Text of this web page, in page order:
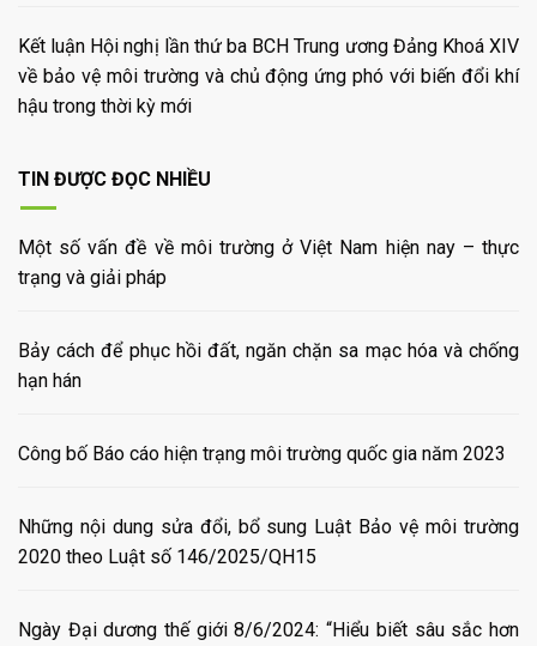
Kết luận Hội nghị lần thứ ba BCH Trung ương Đảng Khoá XIV
về bảo vệ môi trường và chủ động ứng phó với biến đổi khí
hậu trong thời kỳ mới
TIN ĐƯỢC ĐỌC NHIỀU
Một số vấn đề về môi trường ở Việt Nam hiện nay – thực
trạng và giải pháp
Bảy cách để phục hồi đất, ngăn chặn sa mạc hóa và chống
hạn hán
Công bố Báo cáo hiện trạng môi trường quốc gia năm 2023
Những nội dung sửa đổi, bổ sung Luật Bảo vệ môi trường
2020 theo Luật số 146/2025/QH15
Ngày Đại dương thế giới 8/6/2024: “Hiểu biết sâu sắc hơn